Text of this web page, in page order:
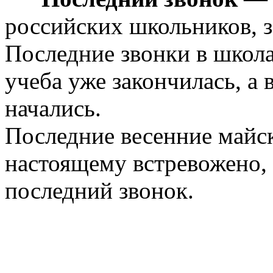
российских школьников,
Последние звонки в
учеба уже закончилась,
начались.
Последние весенние
настоящему встревожено,
последний звонок.